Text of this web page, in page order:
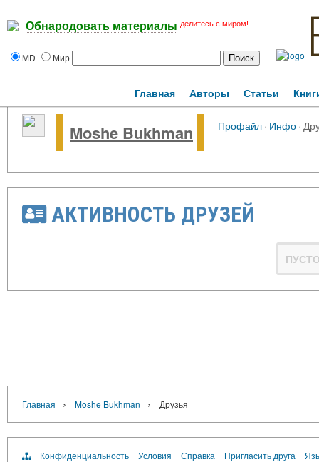
Обнародовать материалы делитесь с миром!
MD Мир
Главная Авторы Статьи
Moshe Bukhman Профайл· Инфо·
АКТИВНОСТЬ ДРУЗЕЙ
Главная › Moshe Bukhman › Друзья
Конфиденциальность Условия Справка Пригласить друга